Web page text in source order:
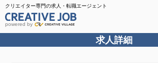
クリエイター専門の求人・転職エージェント
powered by
求人詳細